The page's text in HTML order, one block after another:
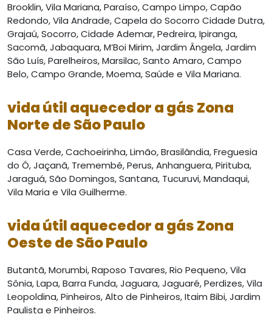
Brooklin, Vila Mariana, Paraíso, Campo Limpo, Capão
Redondo, Vila Andrade, Capela do Socorro Cidade Dutra,
Grajaú, Socorro, Cidade Ademar, Pedreira, Ipiranga,
Sacomã, Jabaquara, M’Boi Mirim, Jardim Ângela, Jardim
São Luís, Parelheiros, Marsilac, Santo Amaro, Campo
Belo, Campo Grande, Moema, Saúde e Vila Mariana.
vida útil aquecedor a gás Zona
Norte de São Paulo
Casa Verde, Cachoeirinha, Limão, Brasilândia, Freguesia
do Ó, Jaçanã, Tremembé, Perus, Anhanguera, Pirituba,
Jaraguá, São Domingos, Santana, Tucuruvi, Mandaqui,
Vila Maria e Vila Guilherme.
vida útil aquecedor a gás Zona
Oeste de São Paulo
Butantã, Morumbi, Raposo Tavares, Rio Pequeno, Vila
Sônia, Lapa, Barra Funda, Jaguara, Jaguaré, Perdizes, Vila
Leopoldina, Pinheiros, Alto de Pinheiros, Itaim Bibi, Jardim
Paulista e Pinheiros.